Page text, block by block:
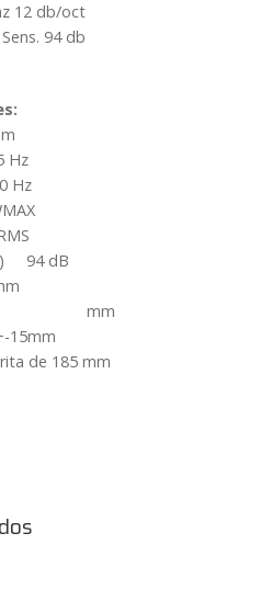
12 db/oct
94 db
Hz
Hz
94 dB
65 mm
15mm
de 185 mm